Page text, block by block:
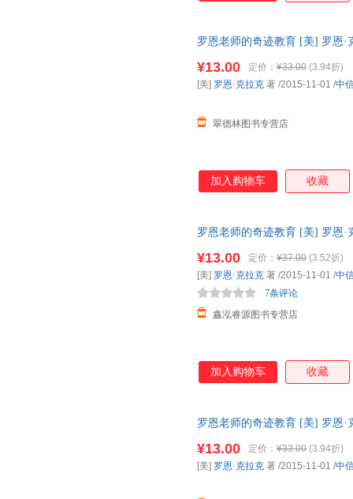
罗恩老师的奇迹教育 [美] 罗恩
¥13.00 定价： ¥33.00 (3.94折)
翠德林图书专营店
[美] 罗恩·克拉克 著 /2015-11-01 /中
加入购物车 收藏
罗恩老师的奇迹教育 [美] 罗恩
¥13.00 定价： ¥37.00 (3.52折)
鑫泓睿源图书专营店
7条评论
[美] 罗恩·克拉克 著 /2015-11-01 /中
加入购物车 收藏
罗恩老师的奇迹教育 [美] 罗恩
¥13.00 定价： ¥33.00 (3.94折)
[美] 罗恩·克拉克 著 /2015-11-01 /中